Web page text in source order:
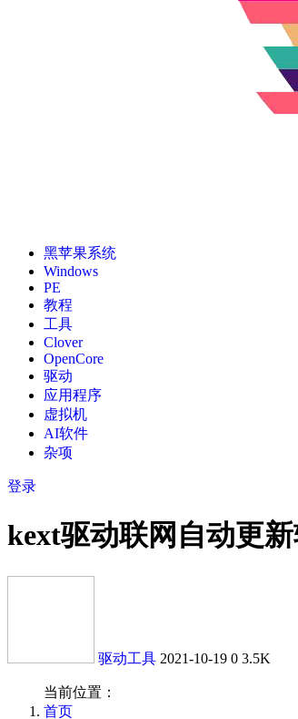
黑苹果系统
Windows
PE
教程
工具
Clover
OpenCore
驱动
应用程序
虚拟机
AI软件
杂项
登录
kext驱动联网自动更
驱动工具 2021-10-19 0 3.5K
当前位置：
首页